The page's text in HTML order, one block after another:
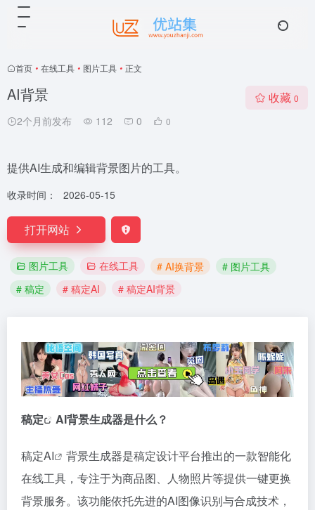
首页 • 在线工具 • 图片工具 • 正文
AI背景
2个月前发布 112 0 0
收藏 0
提供AI生成和编辑背景图片的工具。
收录时间： 2026-05-15
打开网站
图片工具 在线工具 # AI换背景
# 图片工具
# 稿定
# 稿定AI # 稿定AI背景
稿定 AI背景生成器是什么？
稿定AI
背景生成器是稿定设计平台推出的一款智能化
在线工具，专注于为商品图、人物照片等提供一键更换
背景服务。该功能依托先进的AI图像识别与合成技术，